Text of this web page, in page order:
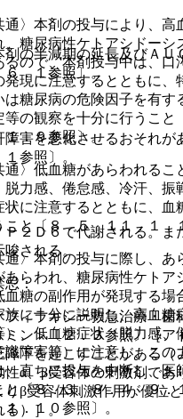
剤の半減期の延長及びＡＵ
６．１参照〕。
害を悪化させるおそれが
参照〕。
２Ｄ６で代謝される。ま
される。
：
フィラキシー救急治療・歯
ミン＞〔２．３参照〕［ア
降下を起こすことがある（
α、β受容体の刺激剤であ
りβ受容体刺激作用が優位
る）］。
〉本剤の投与により、高
、糖尿病性ケトアシドーシ
ので、本剤投与中は、口
発現に注意するとともに、
は糖尿病の危険因子を有す
の観察を十分に行うこと
１．９参照〕。
〉低血糖があらわれるこ
脱力感、倦怠感、冷汗、振
状に注意するとともに、血
と〔８．５、１１．１．
〉本剤の投与に際し、あ
らわれ、糖尿病性ケトア
糖の副作用が発現する場
族に十分に説明し、高血糖
）、低血糖症状（脱力感、
識障害等）に注意し、この
、直ちに投与を中断し、医
と〔８．３、８．４、９．
．１０参照〕。